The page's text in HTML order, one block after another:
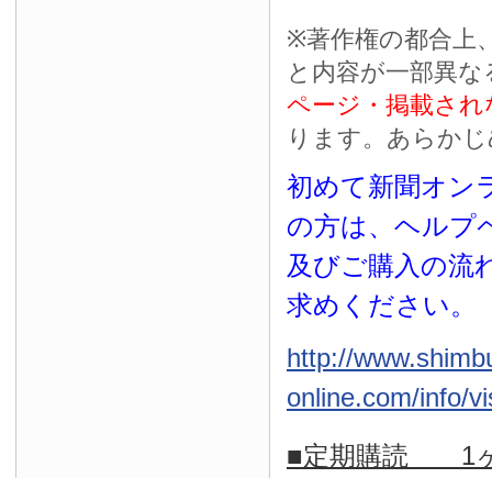
※著作権の都合上
と内容が一部異な
ページ・掲載され
ります。あらか
初めて新聞オン
の方は、ヘルプ
及びご購入の流
求めください。
http://
online.com/info/
■定期購読 1ヶ